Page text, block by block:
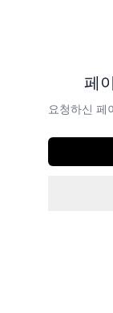
페
요청하신 페